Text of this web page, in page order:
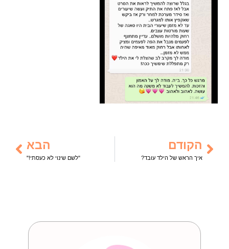
הקודם
איך הראש של הילד עובד?
הבא
"לשם שינוי לא כעסתי!"